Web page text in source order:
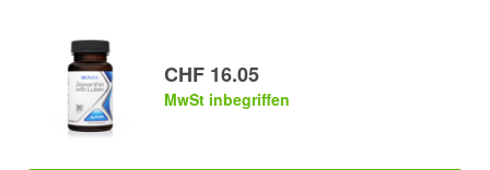
CHF 16.05
MwSt inbegriffen